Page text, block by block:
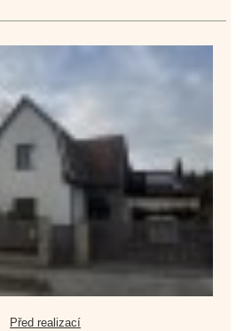
Před realizací